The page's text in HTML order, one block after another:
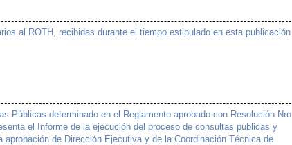
al ROTH, recibidas durante el tiempo estipulado en esta publicación
Públicas determinado en el Reglamento aprobado con Resolución Nro.
el Informe de la ejecución del proceso de consultas publicas y
de Dirección Ejecutiva y de la Coordinación Técnica de